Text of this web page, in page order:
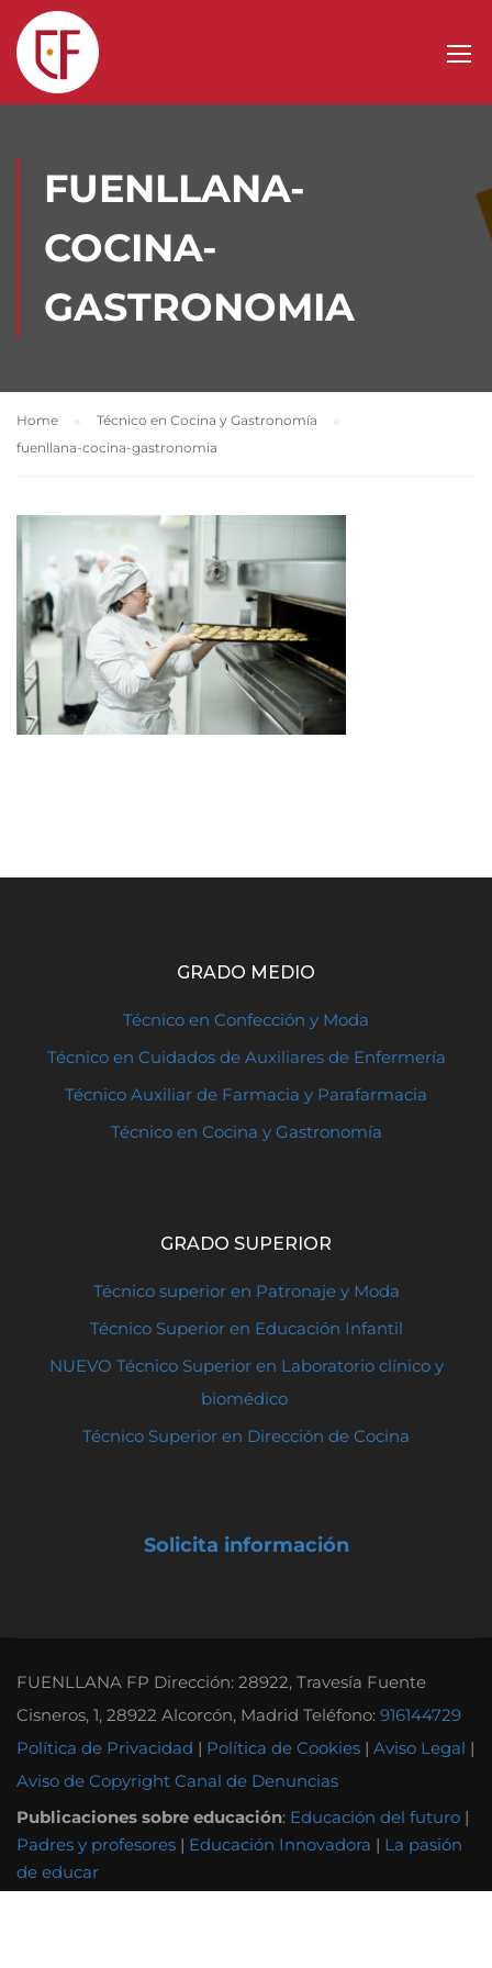
FUENLLANA-
COCINA-
GASTRONOMIA
Home
Técnico en Cocina y Gastronomía
fuenllana-cocina-gastronomia
GRADO MEDIO
Técnico en Confección y Moda
Técnico en Cuidados de Auxiliares de Enfermería
Técnico Auxiliar de Farmacia y Parafarmacia
Técnico en Cocina y Gastronomía
GRADO SUPERIOR
Técnico superior en Patronaje y Moda
Técnico Superior en Educación Infantil
NUEVO Técnico Superior en Laboratorio clínico y
biomédico
Técnico Superior en Dirección de Cocina
Solicita información
FUENLLANA FP Dirección: 28922, Travesía Fuente
Cisneros, 1, 28922 Alcorcón, Madrid Teléfono: 916144729
Política de Privacidad | Política de Cookies | Aviso Legal |
Aviso de Copyright Canal de Denuncias
Publicaciones sobre educación: Educación del futuro |
Padres y profesores | Educación Innovadora | La pasión
de educar